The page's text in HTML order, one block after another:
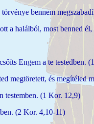
bennem
a halálból, most benned
Engem a te testedben.
megtöretett, és
testemben. (1 Kor. 12,9)
(2 Kor. 4,10-11)